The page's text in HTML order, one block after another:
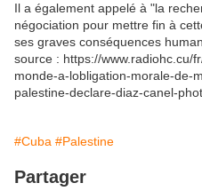
Il a également appelé à "la
négociation pour mettre fin à
ses graves conséquences
source : https://www.radiohc.cu/
monde-a-lobligation-morale-de-
palestine-declare-diaz-canel-
#Cuba #Palestine
Partager